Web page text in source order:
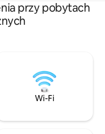
przy pobytach
Wi-Fi